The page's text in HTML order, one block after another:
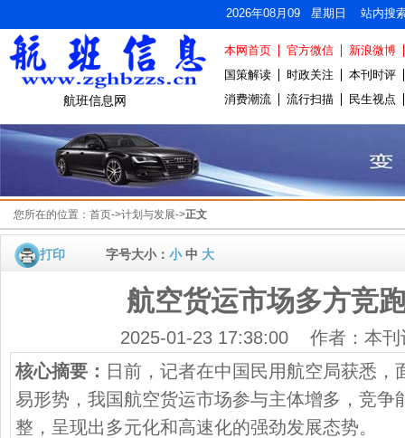
2026年08月09 星期日 站内搜
航班信息网
本网首页 官方微信
新浪微博
国策解读
时政关注
本刊时评
消费潮流
流行扫描 民生视点
您所在的位置： 首页->计划与发展->正文
打印 字号大小： 小中 大
航空货运市场多方竞
2025-01-23 17:38:00 作者：本刊
核心摘要： 日前，记者在中国民用航空局获悉，
易形势，我国航空货运市场参与主体增多，竞争
整，呈现出多元化和高速化的强劲发展态势。